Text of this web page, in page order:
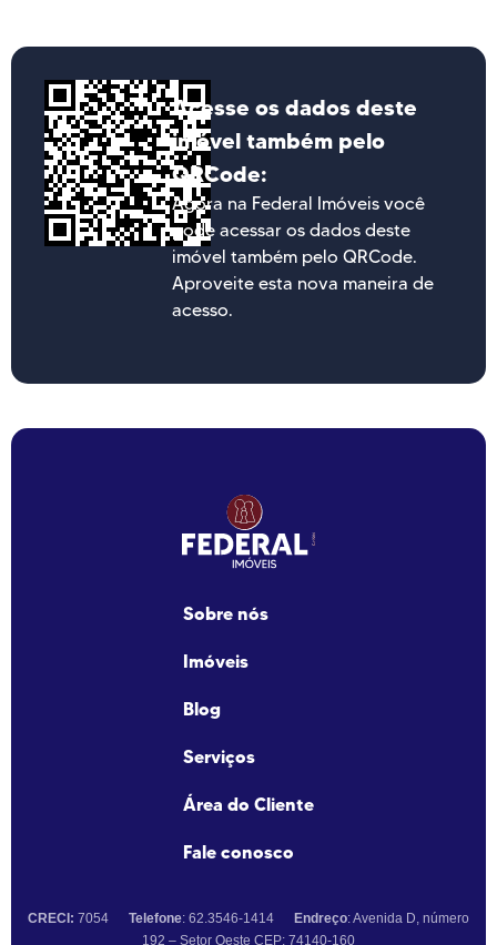
Acesse os dados deste
imóvel também pelo
QRCode:
Agora na Federal Imóveis você
pode acessar os dados deste
imóvel também pelo QRCode.
Aproveite esta nova maneira de
acesso.
Sobre nós
Imóveis
Blog
Serviços
Área do Cliente
Fale conosco
CRECI: 7054 Telefone: 62.3546-1414 Endreço: Avenida D, número
192 – Setor Oeste CEP: 74140-160